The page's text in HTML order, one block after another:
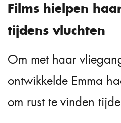
Films hielpen
tijdens vluchten
Om met haar
ontwikkelde Emma
om rust te vinden